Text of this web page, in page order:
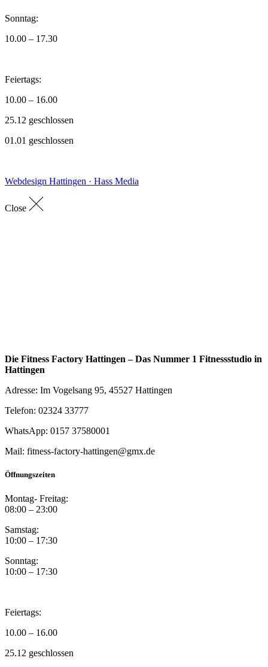
Sonntag:
10.00 – 17.30
Feiertags:
10.00 – 16.00
25.12 geschlossen
01.01 geschlossen
Webdesign Hattingen · Hass Media
Close
Die Fitness Factory Hattingen – Das Nummer 1 Fitnessstudio in
Hattingen
Adresse: Im Vogelsang 95, 45527 Hattingen
Telefon: 02324 33777
WhatsApp: 0157 37580001
Mail: fitness-factory-hattingen@gmx.de
Öffnungszeiten
Montag- Freitag:
08:00 – 23:00
Samstag:
10:00 – 17:30
Sonntag:
10:00 – 17:30
Feiertags:
10.00 – 16.00
25.12 geschlossen